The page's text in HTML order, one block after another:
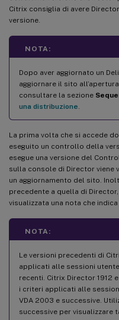
Citrix consiglia di avere
versione.
NOTA:
Dopo aver aggiornato un
aggiornare il sito
consultare la sezione
una distribuzione
La prima volta che si accede
eseguito un controllo della
esegue una versione del
sulla console di Director viene
un aggiornamento del sito.
precedente a quella di
visualizzata una nota che
NOTA:
Le versioni precedenti di
applicati alle sessioni
recenti. Citrix Director 1912
i criteri applicati alle
VDA 2003 e successive.
successive per visualizzare